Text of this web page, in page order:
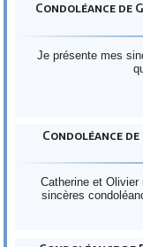
Condoléance de
Je présente mes
Condoléance
Catherine et Olivier
sincères